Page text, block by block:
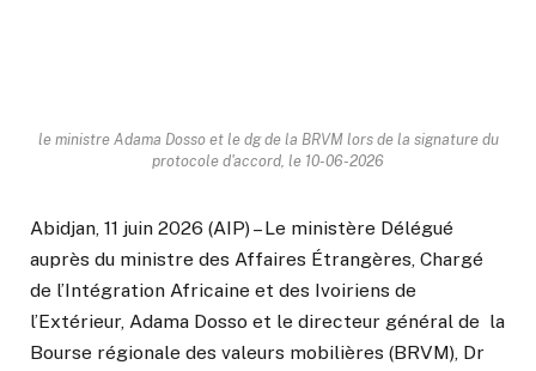
le ministre Adama Dosso et le dg de la BRVM lors de la signature du
protocole d'accord, le 10-06-2026
Abidjan, 11 juin 2026 (AIP) – Le ministère Délégué
auprès du ministre des Affaires Étrangères, Chargé
de l’Intégration Africaine et des Ivoiriens de
l’Extérieur, Adama Dosso et le directeur général de la
Bourse régionale des valeurs mobilières (BRVM), Dr